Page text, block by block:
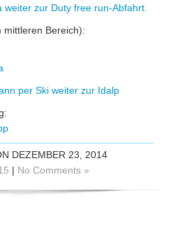
weiter zur Duty free run-Abfahrt.
mittleren Bereich):
per Ski weiter zur Idalp
DEZEMBER 23, 2014
| No Comments »